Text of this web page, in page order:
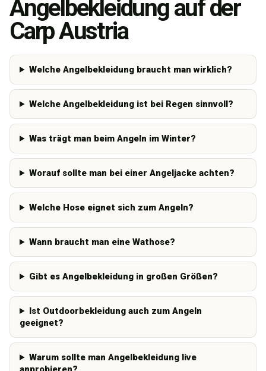
Angelbekleidung auf der
Carp Austria
Welche Angelbekleidung braucht man wirklich?
Welche Angelbekleidung ist bei Regen sinnvoll?
Was trägt man beim Angeln im Winter?
Worauf sollte man bei einer Angeljacke achten?
Welche Hose eignet sich zum Angeln?
Wann braucht man eine Wathose?
Gibt es Angelbekleidung in großen Größen?
Ist Outdoorbekleidung auch zum Angeln
geeignet?
Warum sollte man Angelbekleidung live